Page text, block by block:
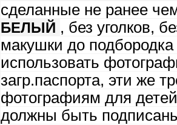
сделанные не ранее
БЕЛЫЙ , без уголков,
макушки до подбородка
использовать
загр.паспорта, эти же
фотографиям для
должны быть